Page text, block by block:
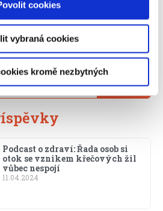
cookies
vybraná cookies
kromě nezbytných
krémy zvanými emolencia s
soli v jídle. Sůl zadržuje vodu v těle, a
Vyhledat
Podcast o zdraví: Řada osob si
otok se vznikem křečových žil
vůbec nespojí
11.04.2024